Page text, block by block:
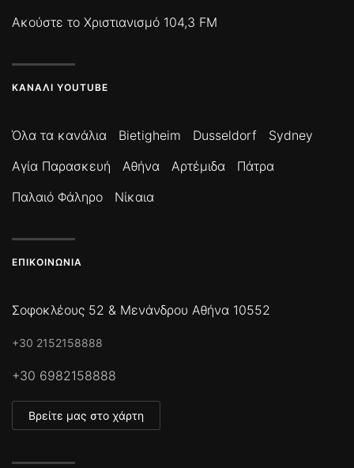
Ακούστε το Χριστιανισμό 104,3 FM
ΚΑΝΆΛΙ YOUTUBE
Όλα τα κανάλια Bietigheim Dusseldorf
Sydney
Αγία Παρασκευή
Αθήνα Αρτέμιδα
Πάτρα
Παλαιό Φάληρο
Νίκαια
ΕΠΙΚΟΙΝΩΝΊΑ
Σοφοκλέους 52 & Μενάνδρου Αθήνα 10552
+30 2152158888
+30 6982158888
Βρείτε μας στο χάρτη